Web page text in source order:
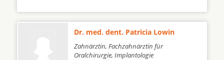
Dr. med. dent. Patricia Lowin
Zahnärztin, Fachzahnärztin für
Oralchirurgie, Implantologie